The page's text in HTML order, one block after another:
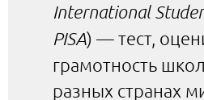
International
PISA) — тест,
грамотность
разных странах